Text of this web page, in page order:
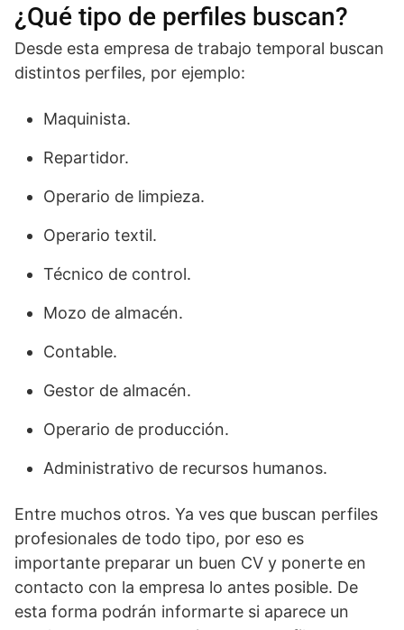
¿Qué tipo de perfiles buscan?
Desde esta empresa de trabajo temporal buscan
distintos perfiles, por ejemplo:
Maquinista.
Repartidor.
Operario de limpieza.
Operario textil.
Técnico de control.
Mozo de almacén.
Contable.
Gestor de almacén.
Operario de producción.
Administrativo de recursos humanos.
Entre muchos otros. Ya ves que buscan perfiles
profesionales de todo tipo, por eso es
importante preparar un buen CV y ponerte en
contacto con la empresa lo antes posible. De
esta forma podrán informarte si aparece un